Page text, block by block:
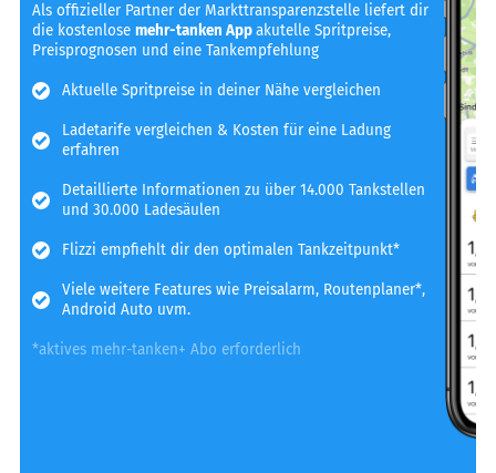
Als offizieller Partner der Markttransparenzstelle liefert dir
die kostenlosemehr-tanken Appakutelle Spritpreise,
Preisprognosen und eine Tankempfehlung
Aktuelle Spritpreise in deiner Nähe vergleichen
Ladetarife vergleichen & Kosten für eine Ladung
erfahren
Detaillierte Informationen zu über 14.000 Tankstellen
und 30.000 Ladesäulen
Flizzi empfiehlt dir den optimalen Tankzeitpunkt*
Viele weitere Features wie Preisalarm, Routenplaner*,
Android Auto uvm.
*aktives mehr-tanken+ Abo erforderlich